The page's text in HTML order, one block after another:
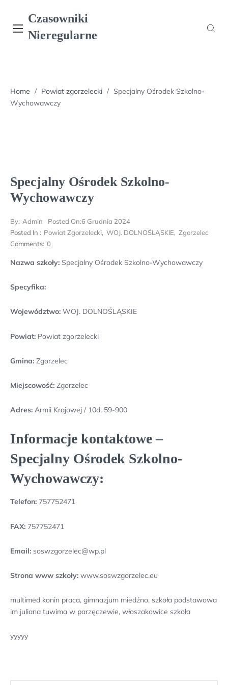
content
Czasowniki
Nieregularne
Home / Powiat zgorzelecki / Specjalny Ośrodek Szkolno-
Wychowawczy
Specjalny Ośrodek Szkolno-
Wychowawczy
By: Admin Posted On:6 Grudnia 2024
Posted In : Powiat Zgorzelecki, WOJ. DOLNOŚLĄSKIE, Zgorzelec
Comments: 0
Nazwa szkoły: Specjalny Ośrodek Szkolno-Wychowawczy
Specyfika:
Województwo: WOJ. DOLNOŚLĄSKIE
Powiat: Powiat zgorzelecki
Gmina: Zgorzelec
Miejscowość: Zgorzelec
Adres: Armii Krajowej / 10d, 59-900
Informacje kontaktowe –
Specjalny Ośrodek Szkolno-
Wychowawczy:
Telefon: 757752471
FAX: 757752471
Email: soswzgorzelec@wp.pl
Strona www szkoły: www.soswzgorzelec.eu
multimed konin praca, gimnazjum miedźno, szkoła podstawowa
im juliana tuwima w parzęczewie, włoszakowice szkoła
yyyyy